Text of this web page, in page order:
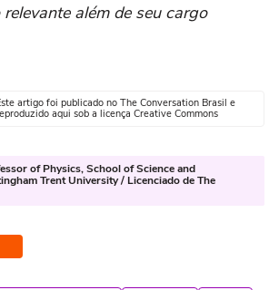
além de seu cargo
artigo foi publicado no The Conversation Brasil e
aqui sob a licença Creative Commons
of Physics, School of Science and
Trent University / Licenciado de The